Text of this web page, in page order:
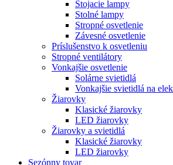
Stojacie lampy
Stolné lampy
Stropné osvetlenie
Závesné osvetlenie
Príslušenstvo k osvetleniu
Stropné ventilátory
Vonkajšie osvetlenie
Solárne svietidlá
Vonkajšie svietidlá na
Žiarovky
Klasické žiarovky
LED žiarovky
Žiarovky a svietidlá
Klasické žiarovky
LED žiarovky
Sezónny tovar